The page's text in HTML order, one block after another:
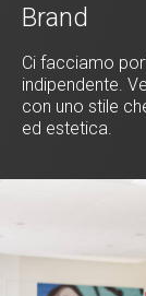
Brand
Ci facciamo
indipendente.
con uno stile
ed estetica.